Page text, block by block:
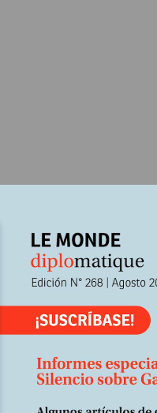
Nº243
ucranianos, la “revuelta
las normativas ecológicas.
de los sectores
desigual y de entrega de la